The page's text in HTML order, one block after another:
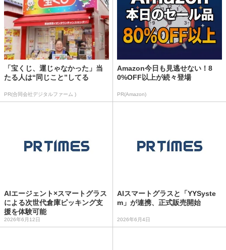
「宝くじ、運じゃなかった」当
たる人は“同じこと”してる
PR(合同会社デジタルファーム )
Amazon今日も見逃せない！8
0%OFF以上が続々登場
PR(Amazon)
AIエージェント×スマートグラス
による次世代倉庫ピッキング支
援を体験可能
2026年6月12日
AIスマートグラスと「YYSyste
m」が連携、正式販売開始
2026年6月4日